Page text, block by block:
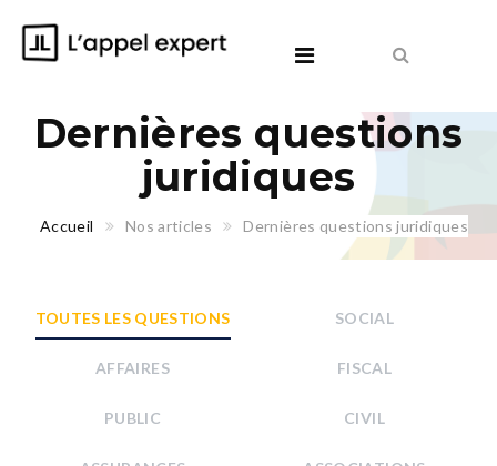
Dernières questions
juridiques
Accueil Nos articles Dernières questions juridiques
TOUTES LES QUESTIONS SOCIAL
AFFAIRES FISCAL
PUBLIC CIVIL